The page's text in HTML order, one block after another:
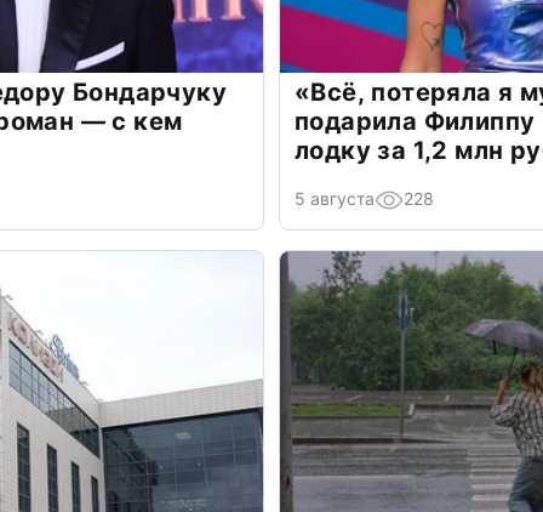
Бондарчуку
— с кем
«Всё, потеряла я
подарила
лодку за 1,2 млн
5 августа 228